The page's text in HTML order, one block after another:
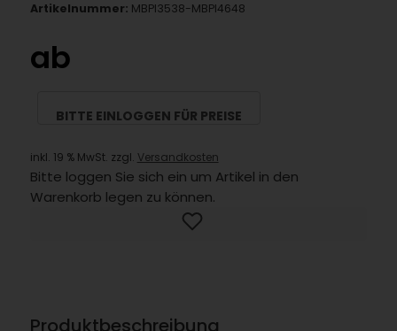
Artikelnummer: MBPI3538-MBPI4648
ab
BITTE EINLOGGEN FÜR PREISE
inkl. 19 % MwSt. zzgl. Versandkosten
Bitte loggen Sie sich ein um Artikel in den
Warenkorb legen zu können.
Produktbeschreibung